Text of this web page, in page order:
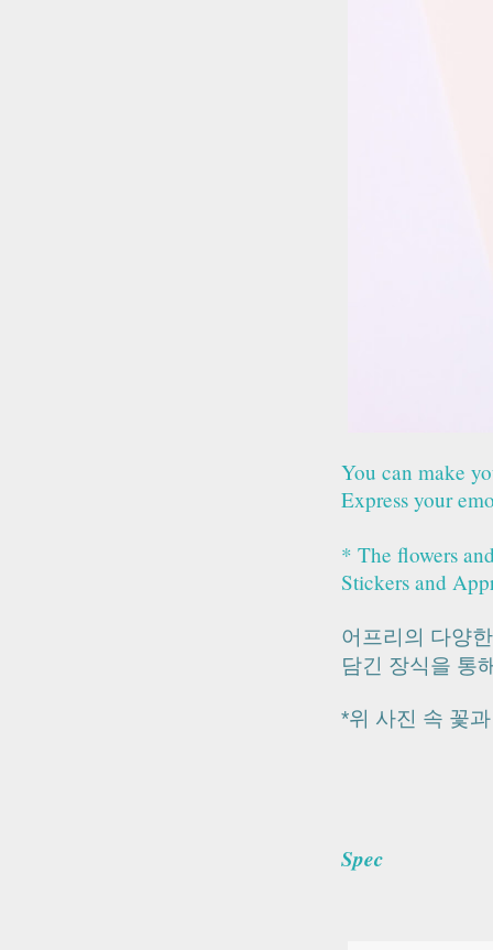
You can make
Express your
* The flowers
Stickers and
어프리의 다양
담긴 장식을 통
*위 사진 속 꽃
Spec